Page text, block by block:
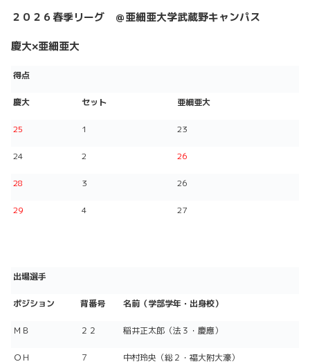
２０２６春季リーグ ＠亜細亜大学武蔵野キャンパス
慶大×亜細亜大
得点
慶大 セット 亜細亜大
25 1 23
24 2 26
28 3 26
29 4 27
出場選手
ポジション 背番号 名前（学部学年・出身校）
ＭＢ ２２ 稲井正太郎（法３・慶應）
ＯＨ ７ 中村玲央（総２・福大附大濠）